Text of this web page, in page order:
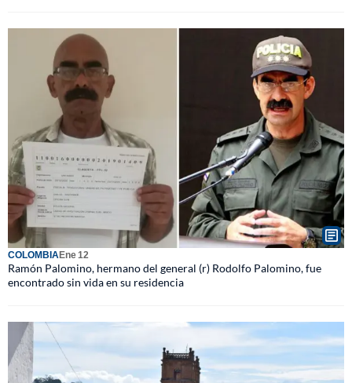
COLOMBIAEne 12
Ramón Palomino, hermano del general (r) Rodolfo Palomino, fue
encontrado sin vida en su residencia